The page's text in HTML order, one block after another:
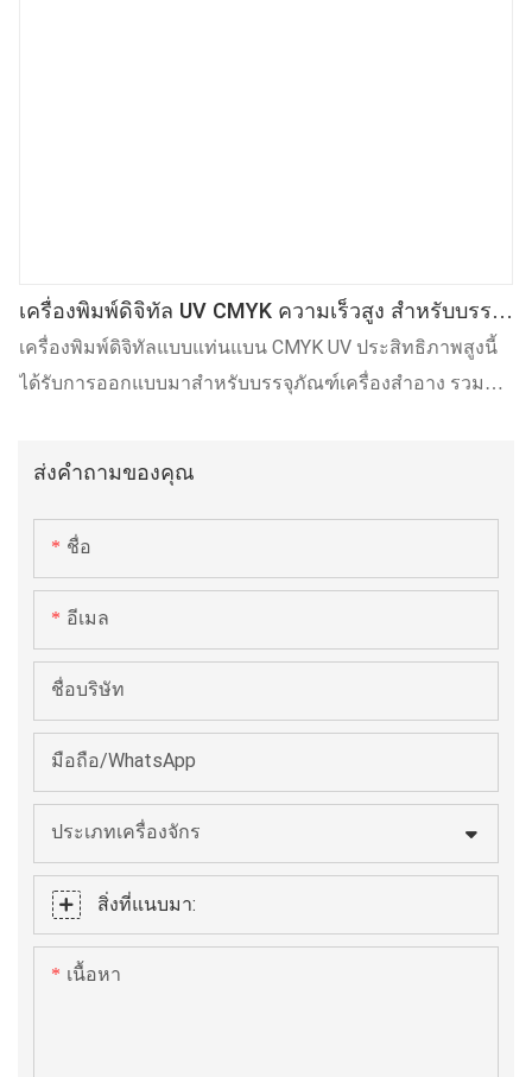
ส่งคำถามของคุณ
ชื่อ
อีเมล
ชื่อบริษัท
มือถือ/WhatsApp
ประเภทเครื่องจักร
สิ่งที่แนบมา:
เนื้อหา
เครื่องพิมพ์ดิจิทัล UV CMYK ความเร็วสูง สำหรับบรรจุ
ภัณฑ์เครื่องสำอางและผลิตภัณฑ์หลายวัสดุ
เครื่องพิมพ์ดิจิทัลแบบแท่นแบน CMYK UV ประสิทธิภาพสูงนี้
ได้รับการออกแบบมาสำหรับบรรจุภัณฑ์เครื่องสำอาง รวมถึง
ผลิตภัณฑ์แบนหลายวัสดุ เครื่องพิมพ์ APM UV มาพร้อมหัว
พิมพ์แบบเพียโซอิเล็กทริกอุตสาหกรรม แท่นพิมพ์อิงค์เจ็ทแบบ
รวมศูนย์ การเชื่อมต่อหัวฉีดหลายหัวแบบไร้รอยต่อ และระบบ
ลำเลียงสายพานเหล็กสุญญากาศ ทำให้ได้งานพิมพ์สีสันสดใส
คมชัดบนกระดาษ พลาสติก โลหะ ไม้ เซรามิก และอื่นๆ อีก
มากมาย เหมาะอย่างยิ่งสำหรับแบรนด์ความงาม โรงงานผลิต
บรรจุภัณฑ์ และธุรกิจปรับแต่งบรรจุภัณฑ์